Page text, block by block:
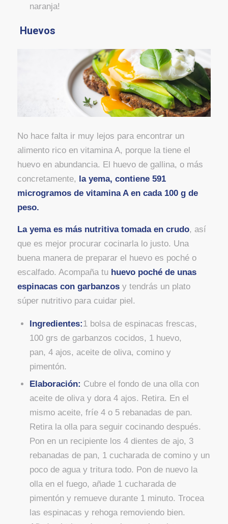
naranja!
Huevos
No hace falta ir muy lejos para encontrar un
alimento rico en vitamina A, porque la tiene el
huevo en abundancia. El huevo de gallina, o más
concretamente,
la yema, contiene 591
microgramos de vitamina A en cada 100 g de
peso.
La yema es más nutritiva tomada en crudo, así
que es mejor procurar cocinarla lo justo. Una
buena manera de preparar el huevo es poché o
escalfado. Acompaña tu huevo poché de unas
espinacas con garbanzos y tendrás un plato
súper nutritivo para cuidar piel.
Ingredientes:1 bolsa de espinacas frescas,
100 grs de garbanzos cocidos, 1 huevo,
pan, 4 ajos, aceite de oliva, comino y
pimentón.
Elaboración: Cubre el fondo de una olla con
aceite de oliva y dora 4 ajos. Retira. En el
mismo aceite, fríe 4 o 5 rebanadas de pan.
Retira la olla para seguir cocinando después.
Pon en un recipiente los 4 dientes de ajo, 3
rebanadas de pan, 1 cucharada de comino y un
poco de agua y tritura todo. Pon de nuevo la
olla en el fuego, añade 1 cucharada de
pimentón y remueve durante 1 minuto. Trocea
las espinacas y rehoga removiendo bien.